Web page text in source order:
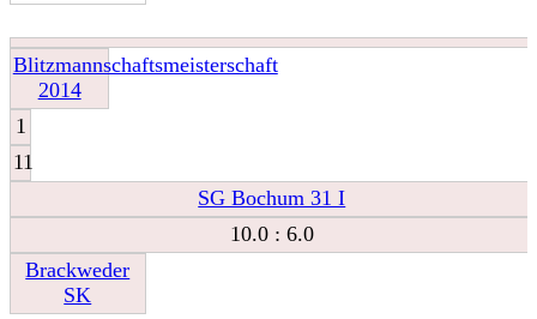
Blitzmannschaftsmeisterschaft
2014
1
11
SG Bochum 31 I
10.0 : 6.0
Brackweder
SK